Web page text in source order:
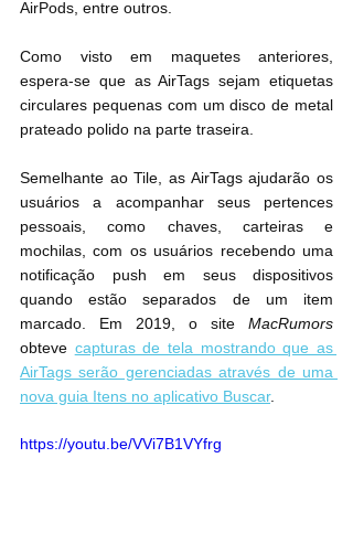
AirPods, entre outros.
Como visto em maquetes anteriores,
espera-se que as AirTags sejam etiquetas
circulares pequenas com um disco de metal
prateado polido na parte traseira.
Semelhante ao Tile, as AirTags ajudarão os
usuários a acompanhar seus pertences
pessoais, como chaves, carteiras e
mochilas, com os usuários recebendo uma
notificação push em seus dispositivos
quando estão separados de um item
marcado. Em 2019, o site MacRumors
obteve capturas de tela mostrando que as
AirTags serão gerenciadas através de uma
nova guia Itens no aplicativo Buscar.
https://youtu.be/VVi7B1VYfrg